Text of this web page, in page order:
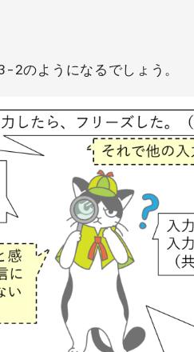
のようになるでしょう。